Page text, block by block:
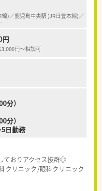
)／鹿児島中央駅 (JR日豊本線)／
円
円～相談可
分）
分）
日勤務
ておりアクセス抜群◎
クリニック/眼科クリニック